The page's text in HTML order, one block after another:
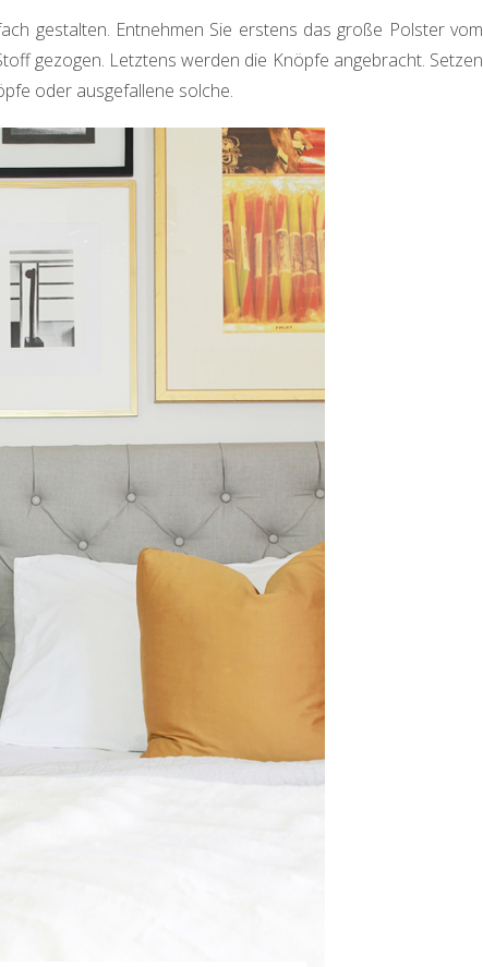
gestalten. Entnehmen Sie erstens das große Polster vom
gezogen. Letztens werden die Knöpfe angebracht. Setzen
oder ausgefallene solche.
Halloween Fingerfood –
Gruselfest
by Okt 20, 2025